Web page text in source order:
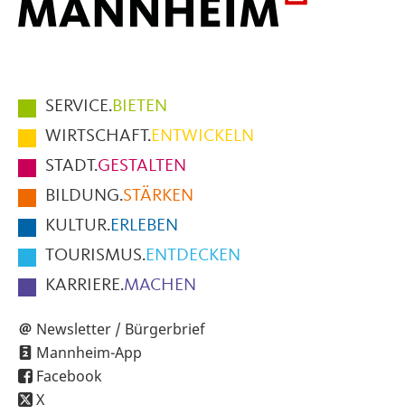
Hauptmenüpunkte
im
Fußbereich
der
Seite
SERVICE.BIETEN
WIRTSCHAFT.ENTWICKELN
STADT.GESTALTEN
BILDUNG.STÄRKEN
KULTUR.ERLEBEN
TOURISMUS.ENTDECKEN
KARRIERE.MACHEN
Newsletter / Bürgerbrief
Mannheim-App
Facebook
X